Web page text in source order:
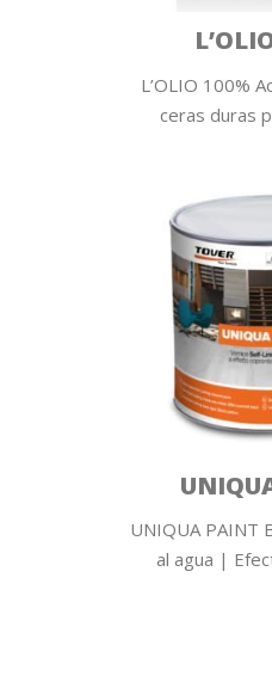
L’OLIO 100%
ceras duras
UNIQUA PAINT
al agua |